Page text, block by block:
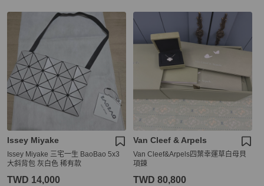
Issey Miyake
Issey Miyake 三宅一生 BaoBao 5x3
大斜背包 灰白色 稀有款
TWD 14,000
Van Cleef & Arpels
Van Cleef&Arpels四葉幸運草白母貝
項鍊
TWD 80,800